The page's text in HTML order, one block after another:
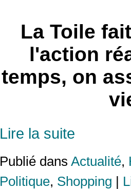
La Toile
l'action
temps, on
Lire la suite
Publié dans Actualité,
Politique, Shopping